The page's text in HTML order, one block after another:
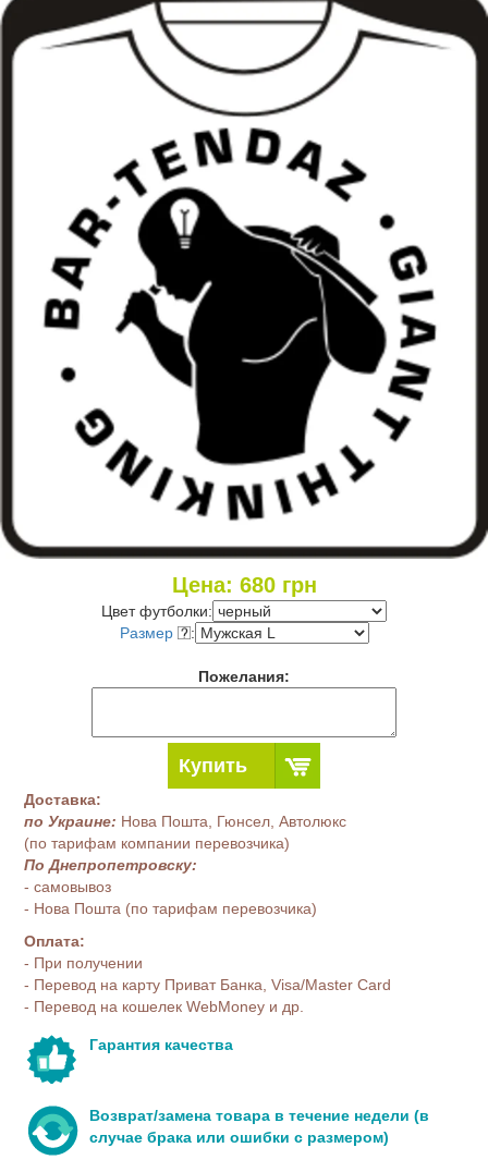
Цена: 680грн
Цвет футболки:
Размер
:
Пожелания:
Купить
Доставка:
по Украине: Нова Пошта, Гюнсел, Автолюкс
(по тарифам компании перевозчика)
По Днепропетровску:
- самовывоз
- Нова Пошта (по тарифам перевозчика)
Оплата:
- При получении
- Перевод на карту Приват Банка, Visa/Master Card
- Перевод на кошелек WebMoney и др.
Гарантия качества
Возврат/замена товара в течение недели (в
случае брака или ошибки с размером)